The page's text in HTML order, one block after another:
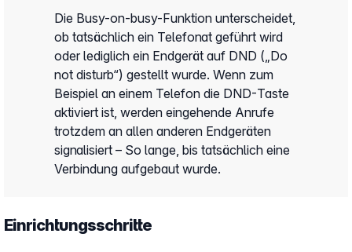
Die Busy-on-busy-Funktion unterscheidet,
ob tatsächlich ein Telefonat geführt wird
oder lediglich ein Endgerät auf DND („Do
not disturb“) gestellt wurde. Wenn zum
Beispiel an einem Telefon die DND-Taste
aktiviert ist, werden eingehende Anrufe
trotzdem an allen anderen Endgeräten
signalisiert – So lange, bis tatsächlich eine
Verbindung aufgebaut wurde.
Einrichtungsschritte